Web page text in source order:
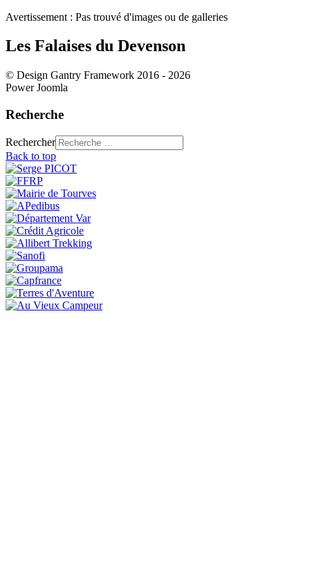
Avertissement : Pas trouvé d'images ou de galleries
Les Falaises du Devenson
© Design Gantry Framework 2016 - 2026
Power Joomla
Recherche
Rechercher
Back to top